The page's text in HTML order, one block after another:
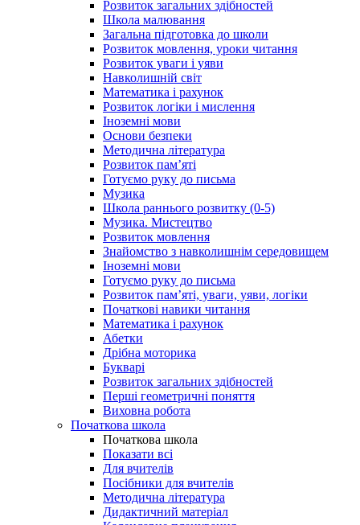
Розвиток загальних здібностей
Школа малювання
Загальна підготовка до школи
Розвиток мовлення, уроки читання
Розвиток уваги і уяви
Навколишній світ
Математика і рахунок
Розвиток логіки і мислення
Іноземні мови
Основи безпеки
Методична література
Розвиток пам’яті
Готуємо руку до письма
Музика
Школа раннього розвитку (0-5)
Музика. Мистецтво
Розвиток мовлення
Знайомство з навколишнім середовищем
Іноземні мови
Готуємо руку до письма
Розвиток пам’яті, уваги, уяви, логіки
Початкові навики читання
Математика і рахунок
Абетки
Дрібна моторика
Букварі
Розвиток загальних здібностей
Перші геометричні поняття
Виховна робота
Початкова школа
Початкова школа
Показати всі
Для вчителів
Посібники для вчителів
Методична література
Дидактичний матеріал